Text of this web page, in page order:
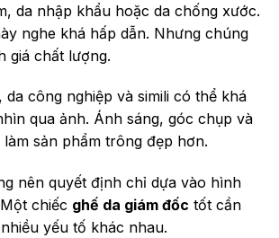
da nhập khẩu hoặc da chống xước.
nghe khá hấp dẫn. Nhưng chúng
giá chất lượng.
da công nghiệp và simili có thể khá
qua ảnh. Ánh sáng, góc chụp và
sản phẩm trông đẹp hơn.
nên quyết định chỉ dựa vào hình
chiếc ghế da giám đốc tốt cần
yếu tố khác nhau.